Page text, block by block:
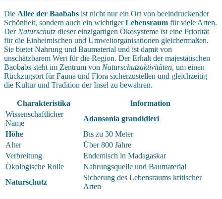
Die Allee der Baobabs ist nicht nur ein Ort von beeindruckender
Schönheit, sondern auch ein wichtigerLebensraum für viele Arten.
Der Naturschutz dieser einzigartigen Ökosysteme ist eine Priorität
für die Einheimischen und Umweltorganisationen gleichermaßen.
Sie bietet Nahrung und Baumaterial und ist damit von
unschätzbarem Wert für die Region. Der Erhalt der majestätischen
Baobabs steht im Zentrum von Naturschutzaktivitäten, um einen
Rückzugsort für Fauna und Flora sicherzustellen und gleichzeitig
die Kultur und Tradition der Insel zu bewahren.
Charakteristika
Information
Wissenschaftlicher
Name
Adansonia grandidieri
Höhe
Bis zu 30 Meter
Alter
Über 800 Jahre
Verbreitung
Endemisch in Madagaskar
Ökologische Rolle
Nahrungsquelle und Baumaterial
Naturschutz
Sicherung des Lebensraums kritischer
Arten